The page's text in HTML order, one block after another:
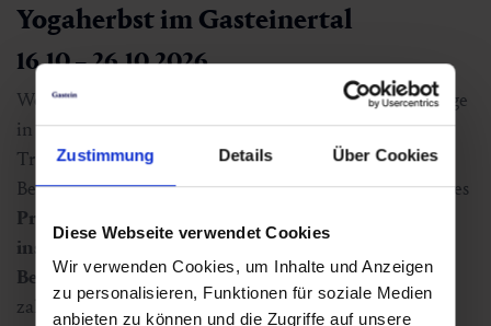
Zustimmung Details Über Cookies
Diese Webseite verwendet Cookies
Wir verwenden Cookies, um Inhalte und Anzeigen
zu personalisieren, Funktionen für soziale Medien
anbieten zu können und die Zugriffe auf unsere
Yogaherbst im Gasteinertal
16.10 – 26.10.2026
Wenn der Herbst ins Gasteinertal einzieht und die Berge
in warmen Farben leuchten, wird das Tal erneut zum
Treffpunkt für Yogabegeisterte aus ganz Europa.
BeimYogaherbst in Gasteinerwartet Sie ein vielfältiges
Programm
inspirierenden Locations
Bergkulisse. Über zehn Tage hinweg finden täglich
zahlreiche Yogaeinheiten im gesamten Tal statt – in